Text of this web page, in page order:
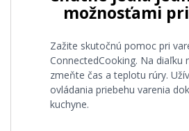
možnosťami
Zažite skutočnú pomoc pri
ConnectedCooking. Na diaľku
zmeňte čas a teplotu rúry.
ovládania priebehu varenia
kuchyne.